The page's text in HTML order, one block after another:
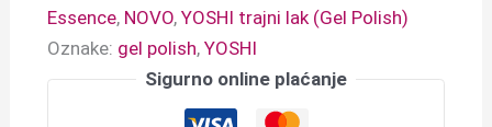
Essence, NOVO,YOSHI trajni lak (Gel Polish)
Oznake: gel polish,YOSHI
Sigurno online plaćanje